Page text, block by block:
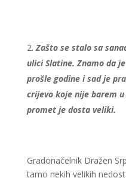
Zašto se stalo sa
ulici Slatine. Znamo da
prošle godine i sad je
crijevo koje nije barem
promet je dosta veliki.
Gradonačelnik Dražen
tamo nekih velikih